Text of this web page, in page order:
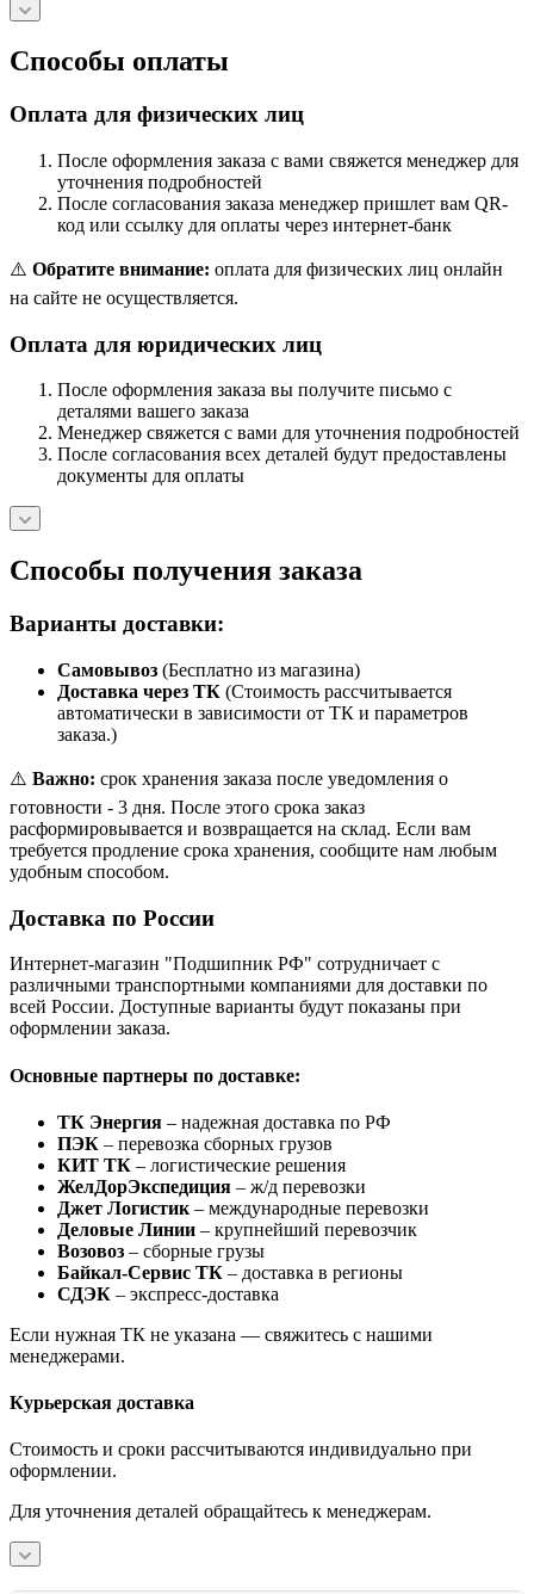
Способы оплаты
Оплата для физических лиц
После оформления заказа с вами свяжется менеджер для
уточнения подробностей
После согласования заказа менеджер пришлет вам QR-
код или ссылку для оплаты через интернет-банк
⚠️ Обратите внимание: оплата для физических лиц онлайн
на сайте не осуществляется.
Оплата для юридических лиц
После оформления заказа вы получите письмо с
деталями вашего заказа
Менеджер свяжется с вами для уточнения подробностей
После согласования всех деталей будут предоставлены
документы для оплаты
Способы получения заказа
Варианты доставки:
Самовывоз (Бесплатно из магазина)
Доставка через ТК (Стоимость рассчитывается
автоматически в зависимости от ТК и параметров
заказа.)
⚠️ Важно: срок хранения заказа после уведомления о
готовности - 3 дня. После этого срока заказ
расформировывается и возвращается на склад. Если вам
требуется продление срока хранения, сообщите нам любым
удобным способом.
Доставка по России
Интернет-магазин "Подшипник РФ" сотрудничает с
различными транспортными компаниями для доставки по
всей России. Доступные варианты будут показаны при
оформлении заказа.
Основные партнеры по доставке:
ТК Энергия – надежная доставка по РФ
ПЭК – перевозка сборных грузов
КИТ ТК – логистические решения
ЖелДорЭкспедиция – ж/д перевозки
Джет Логистик – международные перевозки
Деловые Линии – крупнейший перевозчик
Возовоз – сборные грузы
Байкал-Сервис ТК – доставка в регионы
СДЭК – экспресс-доставка
Если нужная ТК не указана — свяжитесь с нашими
менеджерами.
Курьерская доставка
Стоимость и сроки рассчитываются индивидуально при
оформлении.
Для уточнения деталей обращайтесь к менеджерам.